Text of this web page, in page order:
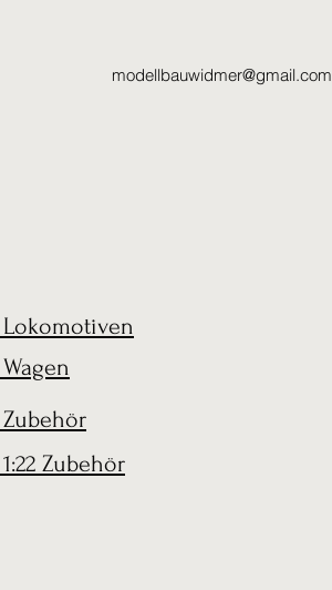
modellbauwidmer@gmail.com
Lokomotiven
Wagen
Zubehör
1:22 Zubehör